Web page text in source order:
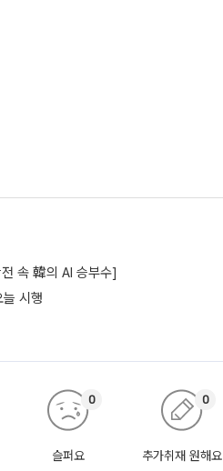
속 韓의 AI 승부수]
늘 시행
슬퍼요
0
추가취재 원해요
0